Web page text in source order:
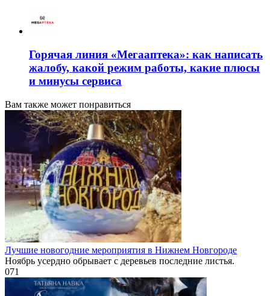
Горячая линия «Мегааптека»: как написать
жалобу, какой режим работы, какие плюсы
и минусы сервиса
Вам также может понравиться
Лучшие новогодние мероприятия в Нижнем Новгороде
Ноябрь усердно обрывает с деревьев последние листья.
071